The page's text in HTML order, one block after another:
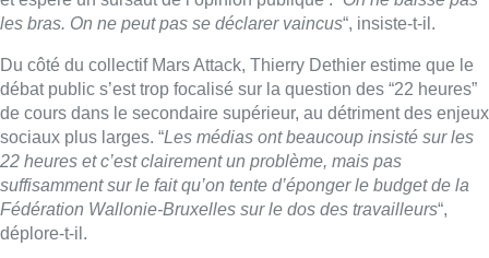
scolaires gratuits dans certaines écoles, au nom des
économies budgétaires.
Pour Luc Toussaint, la contestation est loin d’être terminée. Le
président de la CGSP Enseignement estime que le
gouvernement a sous-estimé l’ampleur du mécontentement.
“On voit que ça se passe de manière moins facile que le
gouvernement ne l’avait prévu“, affirme-t-il. Malgré le calendrier
politique, il refuse de considérer le combat comme perdu :
“ Même si le budget est voté, je pense qu’il peut encore y avoir
une prise de conscience de la population